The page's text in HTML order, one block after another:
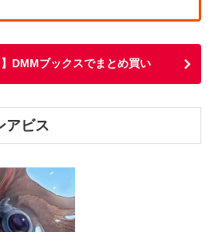
】DMMブックスでまとめ買い
ビス